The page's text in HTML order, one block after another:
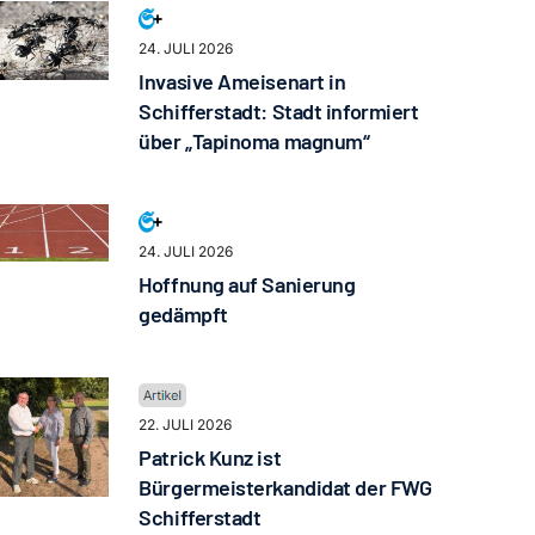
24. JULI 2026
Invasive Ameisenart in
Schifferstadt: Stadt informiert
über „Tapinoma magnum“
24. JULI 2026
Hoffnung auf Sanierung
gedämpft
22. JULI 2026
Patrick Kunz ist
Bürgermeisterkandidat der FWG
Schifferstadt